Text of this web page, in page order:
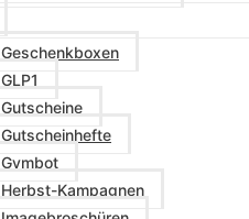
Geschenkboxen
GLP1
Gutscheine
Gutscheinhefte
Gymbot
Herbst-Kampagnen